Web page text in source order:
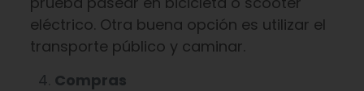
eléctrico. Otra buena opción es utilizar el
transporte público y caminar.
Compras